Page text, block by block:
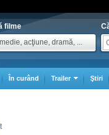
filme
acţiune, dramă, ...
În curând Trailer Ştiri